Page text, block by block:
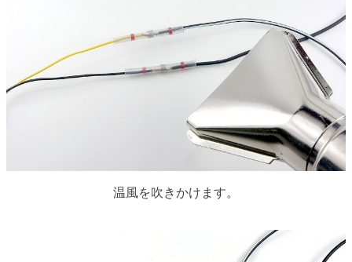
温風を吹きかけます。